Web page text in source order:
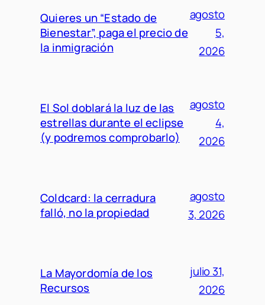
Quieres un “Estado de
Bienestar”, paga el precio de
la inmigración
agosto
5,
2026
El Sol doblará la luz de las
estrellas durante el eclipse
(y podremos comprobarlo)
agosto
4,
2026
Coldcard: la cerradura
falló, no la propiedad
agosto
3, 2026
La Mayordomía de los
Recursos
julio 31,
2026